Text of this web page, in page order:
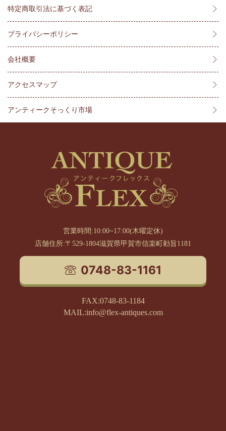
特定商取引法に基づく表記
プライバシーポリシー
会社概要
アクセスマップ
アンティークそっくり市場
営業時間:10:00~17:00(木曜定休)
店舗住所:〒529-1804滋賀県甲賀市信楽町勅旨1181
0748-83-1161
FAX:0748-83-1184
MAIL:info@flex-antiques.com